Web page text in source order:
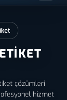
çözümleri
hizmet